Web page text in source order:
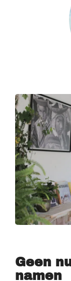
Geen
namen